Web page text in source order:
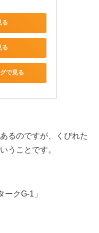
る
る
で見る
るのですが、くびれた
うことです。
クG-1」